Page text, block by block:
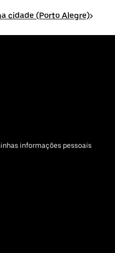
cidade (Porto Alegre)>
informações pessoais